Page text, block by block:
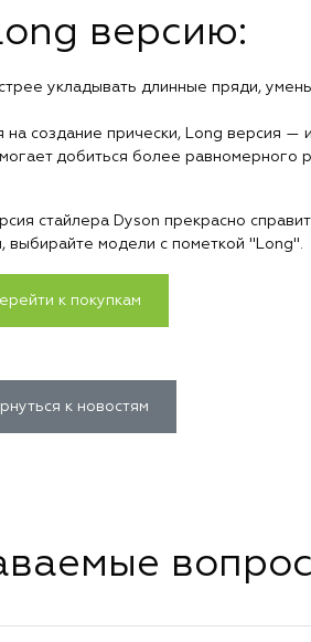
версию:
укладывать длинные пряди,
на создание прически, Long версия —
добиться более равномерного
стайлера Dyson прекрасно
выбирайте модели с пометкой "Long".
к покупкам
к новостям